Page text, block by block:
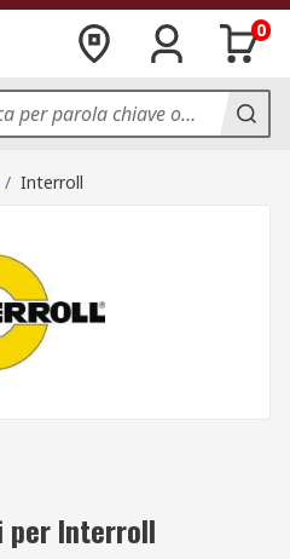
0
/ Interroll
per Interroll